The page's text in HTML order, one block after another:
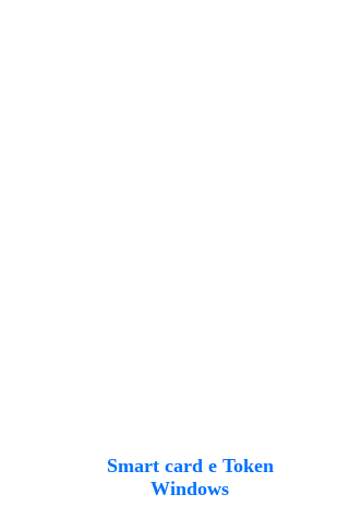
Smart card e Token
Windows